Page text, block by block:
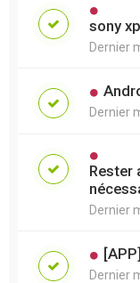
sony
Dernier
Dernier
Rester
Dernier
Dernier